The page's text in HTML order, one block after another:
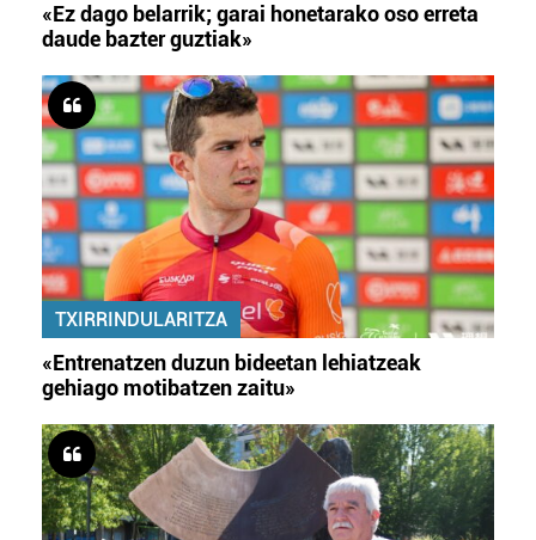
«Ez dago belarrik; garai honetarako oso erreta
daude bazter guztiak»
TXIRRINDULARITZA
«Entrenatzen duzun bideetan lehiatzeak
gehiago motibatzen zaitu»